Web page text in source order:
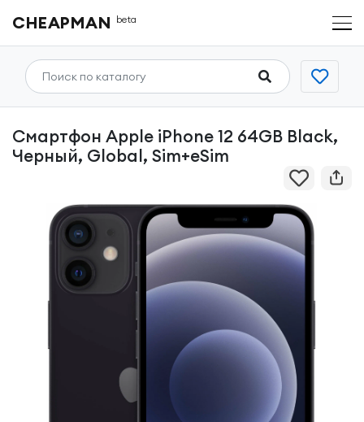
CHEAPMAN beta
Смартфон Apple iPhone 12 64GB Black,
Черный, Global, Sim+eSim